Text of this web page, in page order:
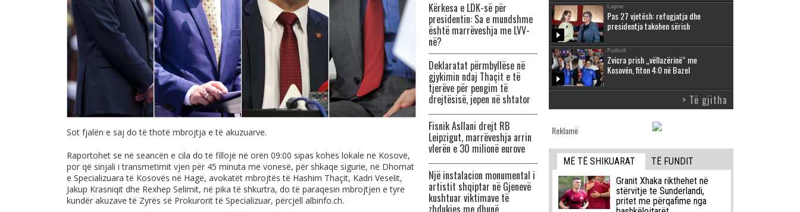
Sot fjalën e saj do të thotë mbrojtja e të akuzuarve.
Raportohet se në seancën e cila do të fillojë në orën 09:00 sipas kohës lokale në Kosovë,
por që sinjali i transmetimit vjen për 45 minuta me vonesë, për shkaqe sigurie, në Dhomat
e Specializuara të Kosovës në Hagë, avokatët mbrojtës të Hashim Thaçit, Kadri Veselit,
Jakup Krasniqit dhe Rexhep Selimit, në pika të shkurtra, do të paraqesin mbrojtjen e tyre
kundër akuzave të Zyrës së Prokurorit të Specializuar, përcjell albinfo.ch.
Kërkesa e LDK-së për
presidentin: Sa e mundshme
është marrëveshja me LVV-
në?
Deklaratat përmbyllëse në
gjykimin ndaj Thaçit e të
tjerëve për pengim të
drejtësisë, jepen në shtator
Fisnik Asllani drejt RB
Leipzigut, marrëveshja arrin
vlerën e 30 milionë eurove
Një instalacion monumental i
artistit shqiptar në Gjenevë
kushtuar viktimave të
zhdukjes me dhunë
Lajme
Pas 27 vjetësh: refugjatja dhe
presidentja takohen sërish
Futboll
Zvicra prish „vëllazërinë“ me
Kosovën, fiton 4:0 në Bazel
> Të gjitha
Reklamë
MË TË SHIKUARAT
TË FUNDIT
Granit Xhaka rikthehet në
stërvitje te Sunderlandi,
pritet me përqafime nga